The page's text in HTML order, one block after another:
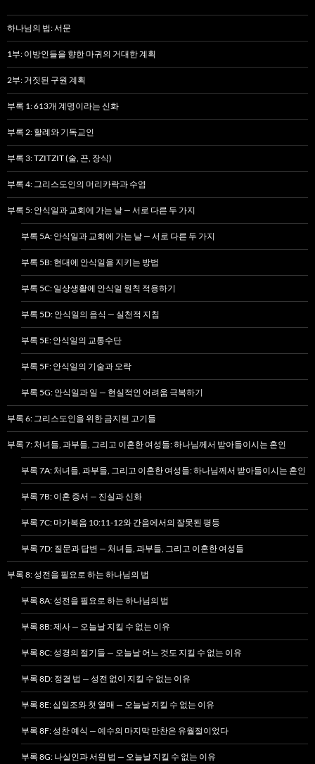
하나님의 법: 서문
1부: 이방인들을 향한 마귀의 거대한 계획
2부: 거짓된 구원 계획
부록 1: 613개 계명이라는 신화
부록 2: 할례와 기독교인
부록 3: TZITZIT (술, 끈, 장식)
부록 4: 그리스도인의 머리카락과 수염
부록 5: 안식일과 교회에 가는 날 — 서로 다른 두 가지
부록 5A: 안식일과 교회에 가는 날 — 서로 다른 두 가지
부록 5B: 현대에 안식일을 지키는 방법
부록 5C: 일상생활에 안식일 원칙 적용하기
부록 5D: 안식일의 음식 — 실천적 지침
부록 5E: 안식일의 교통수단
부록 5F: 안식일의 기술과 오락
부록 5G: 안식일과 일 — 현실적인 어려움 극복하기
부록 6: 그리스도인을 위한 금지된 고기들
부록 7: 처녀들, 과부들, 그리고 이혼한 여성들: 하나님께서 받아들이시는 혼인
부록 7A: 처녀들, 과부들, 그리고 이혼한 여성들: 하나님께서 받아들이시는 혼인
부록 7B: 이혼 증서 — 진실과 신화
부록 7C: 마가복음 10:11-12와 간음에서의 잘못된 평등
부록 7D: 질문과 답변 — 처녀들, 과부들, 그리고 이혼한 여성들
부록 8: 성전을 필요로 하는 하나님의 법
부록 8A: 성전을 필요로 하는 하나님의 법
부록 8B: 제사 — 오늘날 지킬 수 없는 이유
부록 8C: 성경의 절기들 — 오늘날 어느 것도 지킬 수 없는 이유
부록 8D: 정결 법 — 성전 없이 지킬 수 없는 이유
부록 8E: 십일조와 첫 열매 — 오늘날 지킬 수 없는 이유
부록 8F: 성찬 예식 — 예수의 마지막 만찬은 유월절이었다
부록 8G: 나실인과 서원 법 — 오늘날 지킬 수 없는 이유